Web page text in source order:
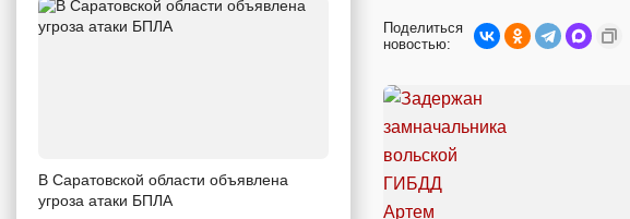
В Саратовской области объявлена
угроза атаки БПЛА
Поделиться
новостью: